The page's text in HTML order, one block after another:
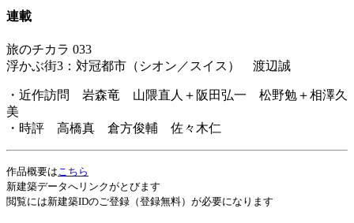
連載
旅のチカラ 033
浮かぶ街3：対冠都市（シオン／スイス） 渡辺誠
・近作訪問 岩森竜 山隈直人＋阪田弘一 松野勉＋相澤久
美
・時評 高橋真 倉方俊輔 佐々木仁
作品概要はこちら
新建築データへリンクがとびます
閲覧には新建築IDのご登録（登録無料）が必要になります